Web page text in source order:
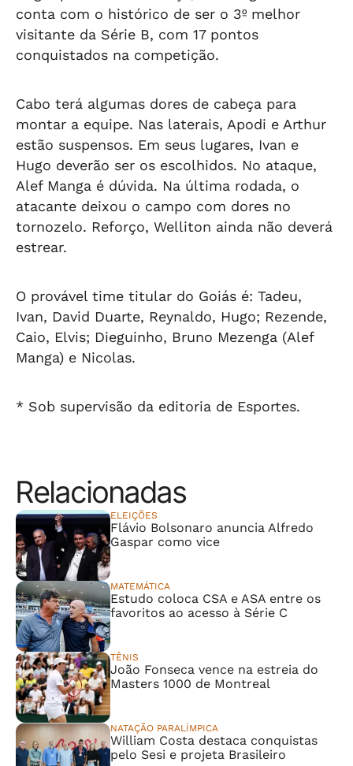
conta com o histórico de ser o 3º melhor
visitante da Série B, com 17 pontos
conquistados na competição.
Cabo terá algumas dores de cabeça para
montar a equipe. Nas laterais, Apodi e Arthur
estão suspensos. Em seus lugares, Ivan e
Hugo deverão ser os escolhidos. No ataque,
Alef Manga é dúvida. Na última rodada, o
atacante deixou o campo com dores no
tornozelo. Reforço, Welliton ainda não deverá
estrear.
O provável time titular do Goiás é: Tadeu,
Ivan, David Duarte, Reynaldo, Hugo; Rezende,
Caio, Elvis; Dieguinho, Bruno Mezenga (Alef
Manga) e Nicolas.
* Sob supervisão da editoria de Esportes.
Relacionadas
ELEIÇÕES
Flávio Bolsonaro anuncia Alfredo
Gaspar como vice
MATEMÁTICA
Estudo coloca CSA e ASA entre os
favoritos ao acesso à Série C
TÊNIS
João Fonseca vence na estreia do
Masters 1000 de Montreal
NATAÇÃO PARALÍMPICA
William Costa destaca conquistas
pelo Sesi e projeta Brasileiro